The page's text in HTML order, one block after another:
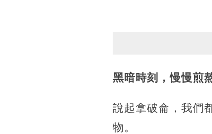
黑暗時刻，慢慢煎
說起拿破侖，我們
物。